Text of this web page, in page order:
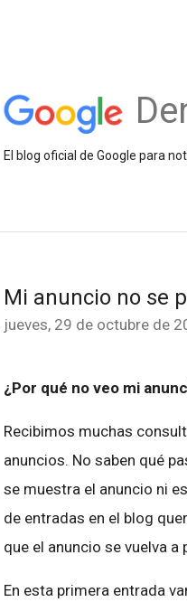
El blog oficial de Google para
Mi anuncio no se
jueves, 29 de octubre de
¿Por qué no veo mi
Recibimos muchas
anuncios. No saben qué
se muestra el anuncio ni
de entradas en el blog
que el anuncio se vuelva a
En esta primera entrada